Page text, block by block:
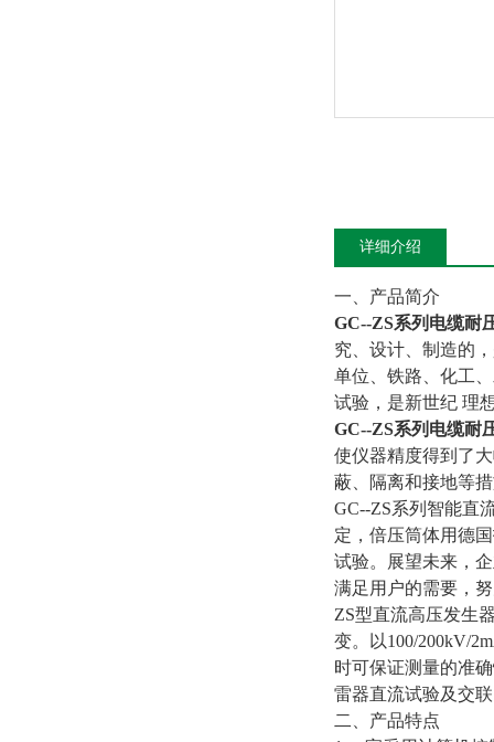
详细介绍
一、产品简介
GC--ZS系列 电缆耐
究、设计、制造的
单位、铁路、化工
试验，是新世纪 理
GC--ZS系列 电缆耐
使仪器精度得到了
蔽、隔离和接地等
GC--ZS系列智能直
定，倍压筒体用德
试验。展望未来，
满足用户的需要，
ZS型直流高压发生
变。以100/200kV/
时可保证测量的准
雷器直流试验及交
二、产品特点